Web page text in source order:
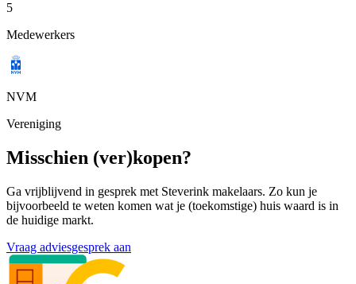
5
Medewerkers
NVM
Vereniging
Misschien (ver)kopen?
Ga vrijblijvend in gesprek met Steverink makelaars. Zo kun je
bijvoorbeeld te weten komen wat je (toekomstige) huis waard is in
de huidige markt.
Vraag adviesgesprek aan